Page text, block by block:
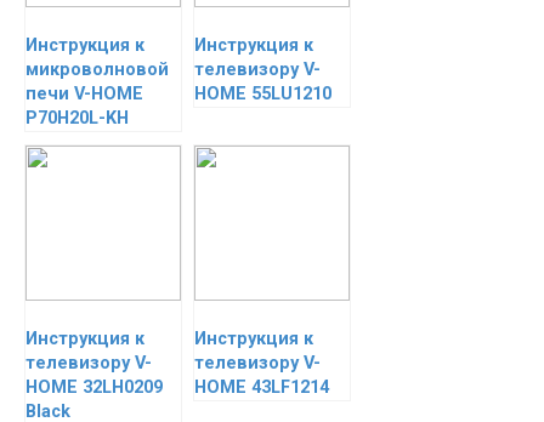
Инструкция к
микроволновой
печи V-HOME
P70H20L-KH
Инструкция к
телевизору V-
HOME 55LU1210
Инструкция к
телевизору V-
HOME 32LH0209
Black
Инструкция к
телевизору V-
HOME 43LF1214